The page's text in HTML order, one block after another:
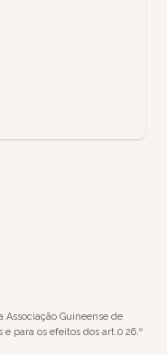
Associação Guineense de
para os efeitos dos art.0 26.º